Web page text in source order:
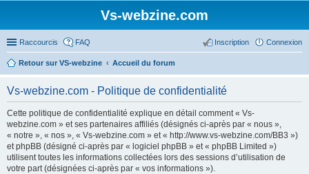
Vs-webzine.com
Raccourcis FAQ Connexion
Inscription
Retour sur VS-webzine Accueil du forum
Vs-webzine.com - Politique de confidentialité
Cette politique de confidentialité explique en détail comment « Vs-
webzine.com » et ses partenaires affiliés (désignés ci-après par « nous »,
« notre », « nos », « Vs-webzine.com » et « http://www.vs-webzine.com/BB3 »)
et phpBB (désigné ci-après par « logiciel phpBB » et « phpBB Limited »)
utilisent toutes les informations collectées lors des sessions d’utilisation de
votre part (désignées ci-après par « vos informations »).